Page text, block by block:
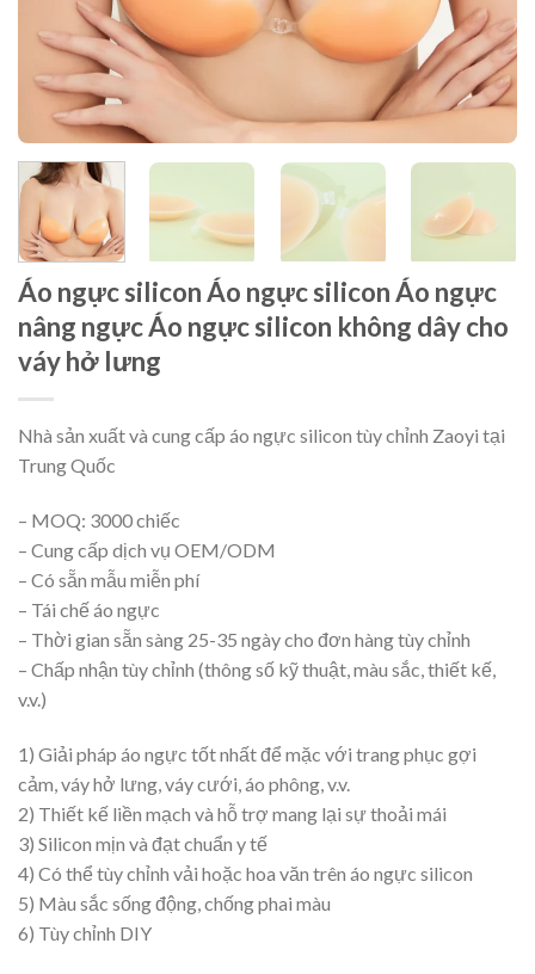
Áo ngực silicon Áo ngực silicon Áo ngực
nâng ngực Áo ngực silicon không dây cho
váy hở lưng
Nhà sản xuất và cung cấp áo ngực silicon tùy chỉnh Zaoyi tại
Trung Quốc
– MOQ: 3000 chiếc
– Cung cấp dịch vụ OEM/ODM
– Có sẵn mẫu miễn phí
– Tái chế áo ngực
– Thời gian sẵn sàng 25-35 ngày cho đơn hàng tùy chỉnh
– Chấp nhận tùy chỉnh (thông số kỹ thuật, màu sắc, thiết kế,
v.v.)
1) Giải pháp áo ngực tốt nhất để mặc với trang phục gợi
cảm, váy hở lưng, váy cưới, áo phông, v.v.
2) Thiết kế liền mạch và hỗ trợ mang lại sự thoải mái
3) Silicon mịn và đạt chuẩn y tế
4) Có thể tùy chỉnh vải hoặc hoa văn trên áo ngực silicon
5) Màu sắc sống động, chống phai màu
6) Tùy chỉnh DIY